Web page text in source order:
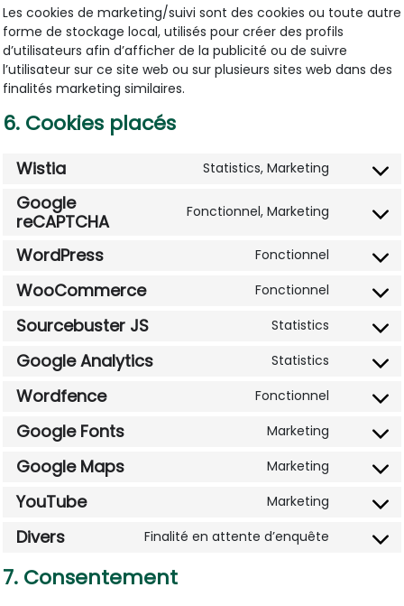
Les cookies de marketing/suivi sont des cookies ou toute autre
forme de stockage local, utilisés pour créer des profils
d’utilisateurs afin d’afficher de la publicité ou de suivre
l’utilisateur sur ce site web ou sur plusieurs sites web dans des
finalités marketing similaires.
6. Cookies placés
Wistia Statistics, Marketing
Consent
service
Google
reCAPTCHA
Fonctionnel, Marketing
Consent
service
WordPress Fonctionnel
Consent
service
WooCommerce Fonctionnel
Consent
service
Sourcebuster JS Statistics
Consent
service
Google Analytics Statistics
Consent
service
analytics
Wordfence Fonctionnel
Consent
service
Google Fonts Marketing
Consent
service
Google Maps Marketing
Consent
service
maps
YouTube Marketing
Consent
service
Divers Finalité en attente d’enquête
Consent
7. Consentement